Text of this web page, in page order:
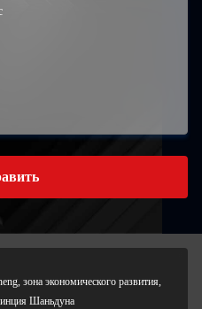
зона экономического развития,
Шаньдуна